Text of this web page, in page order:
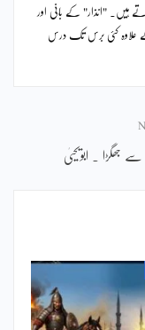
ہیں۔ "انذار" کے بانی اور
علاوہ کئی برس تک درس
سے جھگڑا ۔ ابویحییٰ